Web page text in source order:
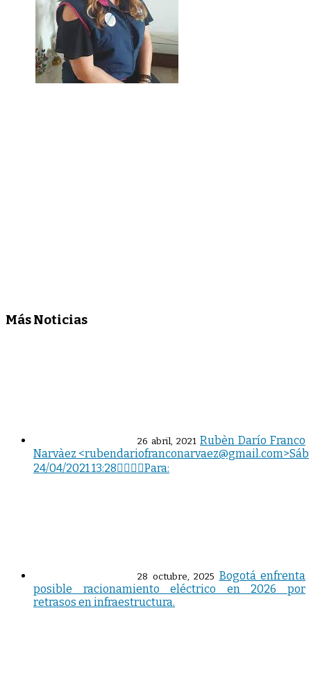
Más Noticias
26 abril, 2021 Rubèn Darío Franco
Narvàez <rubendariofranconarvaez@gmail.com>Sáb
24/04/2021 13:28   Para:
28 octubre, 2025 Bogotá enfrenta
posible racionamiento eléctrico en 2026 por
retrasos en infraestructura.